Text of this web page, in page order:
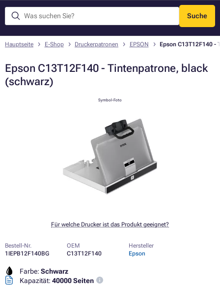
Suche
Menü
Hauptseite E-Shop Druckerpatronen EPSON Epson C13T12F140
Epson C13T12F140 - Tintenpatrone, black
(schwarz)
Symbol-Foto
Für welche Drucker ist das Produkt geeignet?
Bestell-Nr.
1IEPB12F140BG
OEM
C13T12F140
Hersteller
Epson
Farbe: Schwarz
Kapazität: 40000 Seiten